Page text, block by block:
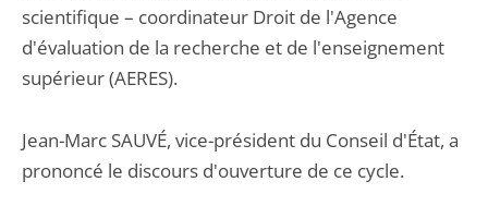
scientifique – coordinateur Droit de l'Agence
d'évaluation de la recherche et de l'enseignement
supérieur (AERES).
Jean-Marc SAUVÉ, vice-président du Conseil d'État, a
prononcé le discours d'ouverture de ce cycle.